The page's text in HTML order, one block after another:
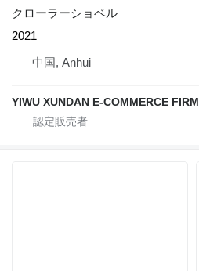
クローラーショベル
2021
中国, Anhui
YIWU XUNDAN E-COMMERCE FIRM